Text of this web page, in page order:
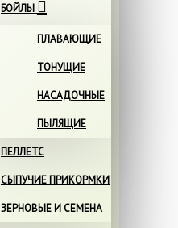
БОЙЛЫ
ПЛАВАЮЩИЕ
ТОНУЩИЕ
НАСАДОЧНЫЕ
ПЫЛЯЩИЕ
ПЕЛЛЕТС
СЫПУЧИЕ ПРИКОРМКИ
ЗЕРНОВЫЕ И СЕМЕНА